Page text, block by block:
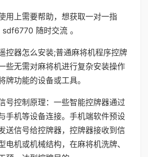
用上需要帮助，想获取一对一指
随时交流 。
控器怎么安装;普通麻将机程序控牌
些无需对麻将机进行复杂安装操作
牌功能的设备或工具。
号控制原理：一些智能控牌器通过
手机等设备连接。手机端软件预设
送信号给控牌器，控牌器接收到信
电机或机械结构，在麻将机洗牌、